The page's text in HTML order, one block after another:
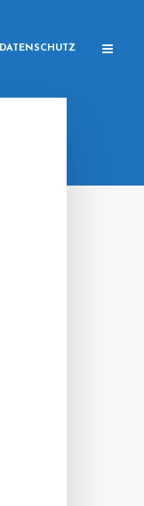
DATENSCHUTZ